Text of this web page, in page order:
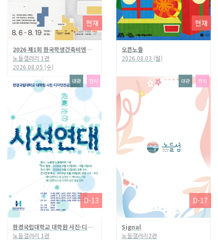
현재
2026 제1회 한국학생건축비엔날레
노들갤러리 1관
2026.08.05 (수)
현재
오픈노들
2026.08.03 (월)
대관 전시
D-13
한경국립대학교 대학원 사진·디자인 전공 동문전 〈시선연대(視線連帶)〉
노들갤러리 1관
대관 전시
D-17
Signal
노들갤러리2관